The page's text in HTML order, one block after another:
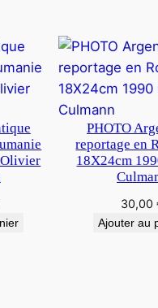
PHOTO
reportage en
18X24cm
30,00
Ajouter au